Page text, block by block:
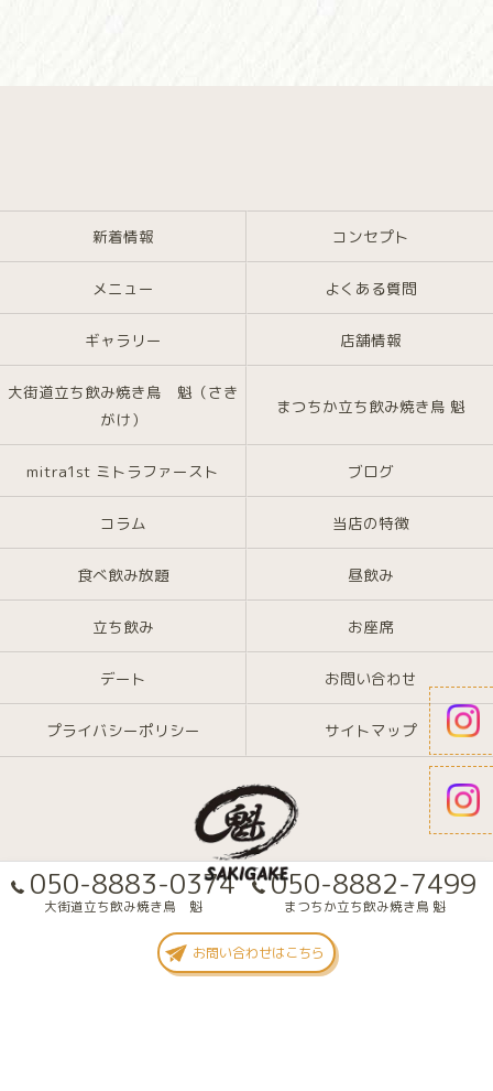
050-8883-0374
大街道立ち飲み焼き鳥 魁
050-8882-7499
まつちか立ち飲み焼き鳥 魁
お問い合わせはこちら
新着情報 コンセプト
メニュー よくある質問
ギャラリー 店舗情報
大街道立ち飲み焼き鳥 魁（さき
がけ）
まつちか立ち飲み焼き鳥 魁
mitra1st ミトラファースト ブログ
コラム 当店の特徴
食べ飲み放題 昼飲み
立ち飲み お座席
デート お問い合わせ
プライバシーポリシー サイトマップ
© 2026 愛媛県大街道の焼き鳥なら大街道立ち飲み焼き鳥 魁(さきがけ) ALL
RIGHTS RESERVED.